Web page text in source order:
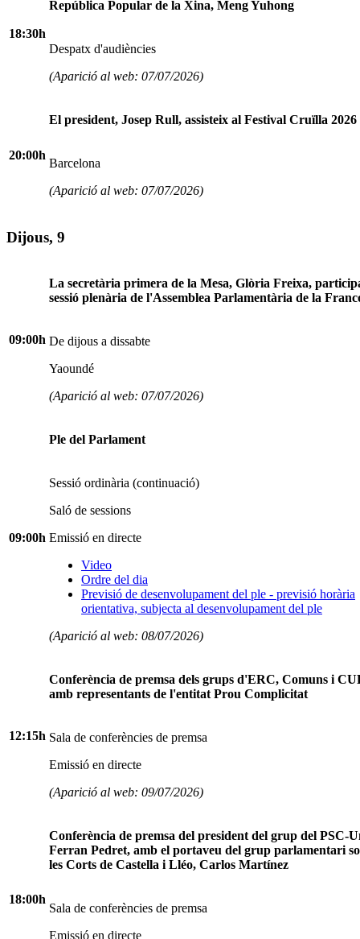
18:30h
República Popular de la Xina, Meng Yuhong
Despatx d'audiències
(Aparició al web: 07/07/2026)
20:00h
El president, Josep Rull, assisteix al Festival Cruïlla 2026
Barcelona
(Aparició al web: 07/07/2026)
Dijous, 9
09:00h
La secretària primera de la Mesa, Glòria Freixa,
sessió plenària de l'Assemblea Parlamentària de la
De dijous a dissabte
Yaoundé
(Aparició al web: 07/07/2026)
09:00h
Ple del Parlament
Sessió ordinària (continuació)
Saló de sessions
Emissió en directe
Video
Ordre del dia
Previsió de desenvolupament del ple - previsió horària
orientativa, subjecta al desenvolupament del ple
(Aparició al web: 08/07/2026)
12:15h
Conferència de premsa dels grups d'ERC, Comuns i
amb representants de l'entitat Prou Complicitat
Sala de conferències de premsa
Emissió en directe
(Aparició al web: 09/07/2026)
18:00h
Conferència de premsa del president del grup del PSC-
Ferran Pedret, amb el portaveu del grup parlamentari
les Corts de Castella i Lléo, Carlos Martínez
Sala de conferències de premsa
Emissió en directe